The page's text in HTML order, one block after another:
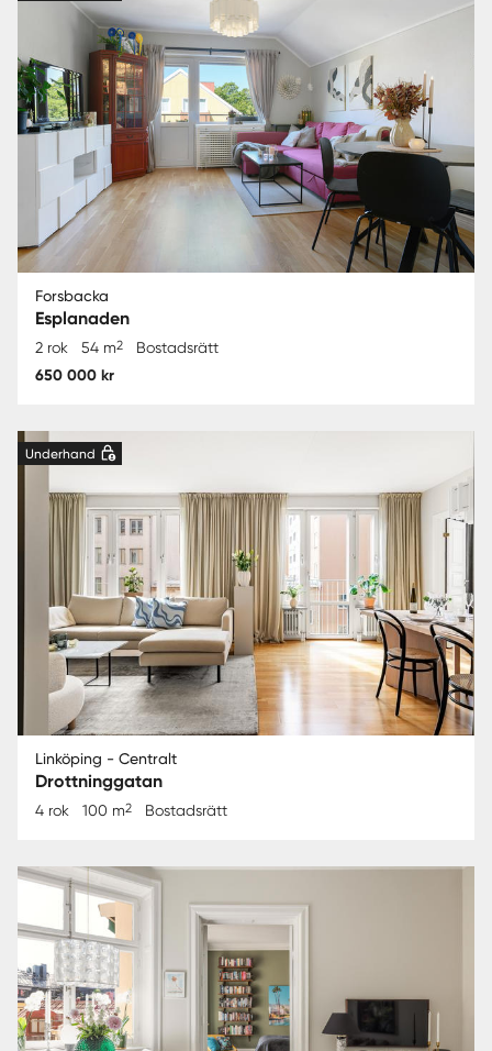
Forsbacka
Esplanaden
2 rok 54 m2 Bostadsrätt
650 000 kr
Underhand
Linköping - Centralt
Drottninggatan
4 rok 100 m2 Bostadsrätt